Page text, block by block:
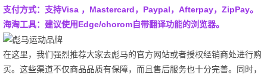
支付方式：支持Visa ，Mastercard，Paypal，Afterpay，ZipPay。
海淘工具：建议使用Edge/chorom自带翻译功能的浏览器。
在这里，我们强烈推荐大家去彪马的官方网站或者授权经销商处进行购
买。这些渠道不仅商品品质有保障，而且售后服务也十分完善。同时，